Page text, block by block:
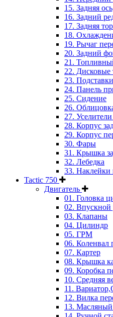
15. Задняя
16. Задний
17. Задняя
18.
19. Рычаг
20. Задний
21.
22. Дисковые
23.
24. Панель
25. Сидение
26.
27.
28. Корпус
29. Корпус
30. Фары
31. Крышка
32. Лебедка
33. Наклейки
Tactic 750
Двигатель
01. Головка
02. Впускной
03. Клапаны
04. Цилиндр
05. ГРМ
06. Коленвал
07. Картер
08. Крышка
09. Коробка
10. Средняя
11.
12. Вилка
13. Масляный